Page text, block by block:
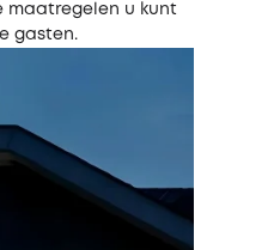
maatregelen u kunt
gasten.